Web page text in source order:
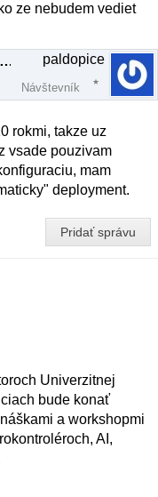
ze nebudem vediet
RE: Sledovanie zmien konfiguracii v systeme paldopice
Návštevník
rokmi, takze uz
vsade pouzivam
mam
deployment.
Pridať správu
Univerzitnej
bude konať
a workshopmi
AI,